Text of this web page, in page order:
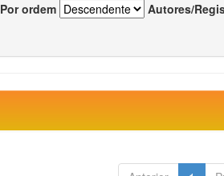
Por ordem Autores/